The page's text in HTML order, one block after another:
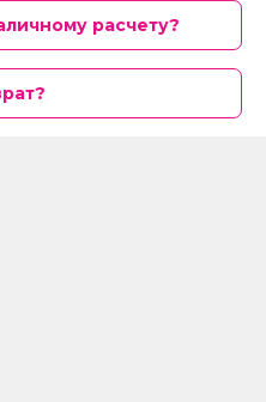
расчету?